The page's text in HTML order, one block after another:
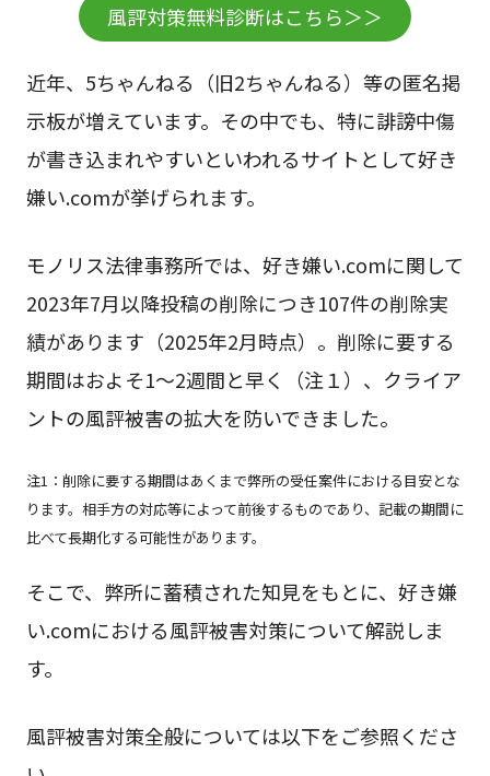
風評対策無料診断はこちら＞＞
近年、5ちゃんねる（旧2ちゃんねる）等の匿名掲
示板が増えています。その中でも、特に誹謗中傷
が書き込まれやすいといわれるサイトとして好き
嫌い.comが挙げられます。
モノリス法律事務所では、好き嫌い.comに関して
2023年7月以降投稿の削除につき107件の削除実
績があります（2025年2月時点）。削除に要する
期間はおよそ1～2週間と早く（注１）、クライア
ントの風評被害の拡大を防いできました。
注1：削除に要する期間はあくまで弊所の受任案件における目安とな
ります。相手方の対応等によって前後するものであり、記載の期間に
比べて長期化する可能性があります。
そこで、弊所に蓄積された知見をもとに、好き嫌
い.comにおける風評被害対策について解説しま
す。
風評被害対策全般については以下をご参照くださ